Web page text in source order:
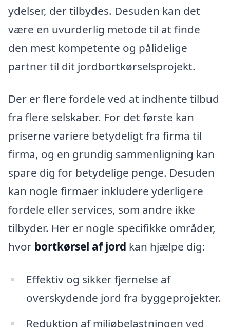
ydelser, der tilbydes. Desuden kan det
være en uvurderlig metode til at finde
den mest kompetente og pålidelige
partner til dit jordbortkørselsprojekt.
Der er flere fordele ved at indhente tilbud
fra flere selskaber. For det første kan
priserne variere betydeligt fra firma til
firma, og en grundig sammenligning kan
spare dig for betydelige penge. Desuden
kan nogle firmaer inkludere yderligere
fordele eller services, som andre ikke
tilbyder. Her er nogle specifikke områder,
hvor bortkørsel af jord kan hjælpe dig:
Effektiv og sikker fjernelse af
overskydende jord fra byggeprojekter.
Reduktion af miljøbelastningen ved